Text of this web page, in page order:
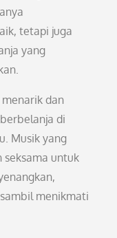
tetapi juga
yang
dan
di
Musik yang
seksama untuk
menikmati